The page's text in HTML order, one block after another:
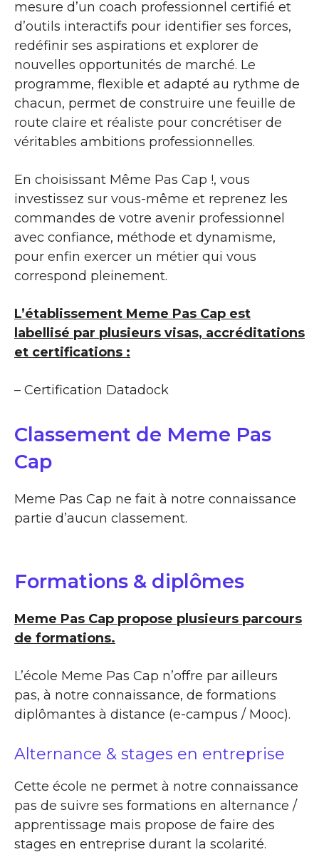
mesure d’un coach professionnel certifié et
d’outils interactifs pour identifier ses forces,
redéfinir ses aspirations et explorer de
nouvelles opportunités de marché. Le
programme, flexible et adapté au rythme de
chacun, permet de construire une feuille de
route claire et réaliste pour concrétiser de
véritables ambitions professionnelles.
En choisissant Même Pas Cap !, vous
investissez sur vous-même et reprenez les
commandes de votre avenir professionnel
avec confiance, méthode et dynamisme,
pour enfin exercer un métier qui vous
correspond pleinement.
L’établissement Meme Pas Cap est
labellisé par plusieurs visas, accréditations
et certifications :
– Certification Datadock
Classement de Meme Pas
Cap
Meme Pas Cap ne fait à notre connaissance
partie d’aucun classement.
Formations & diplômes
Meme Pas Cap propose plusieurs parcours
de formations.
L’école Meme Pas Cap n’offre par ailleurs
pas, à notre connaissance, de formations
diplômantes à distance (e-campus / Mooc).
Alternance & stages en entreprise
Cette école ne permet à notre connaissance
pas de suivre ses formations en alternance /
apprentissage mais propose de faire des
stages en entreprise durant la scolarité.